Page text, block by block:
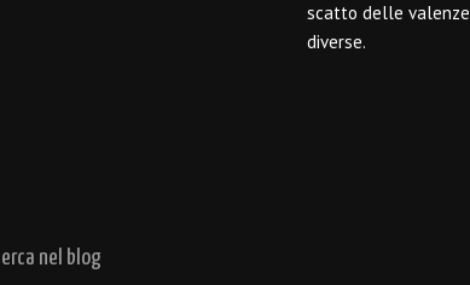
scatto delle valenze
diverse.
nel blog